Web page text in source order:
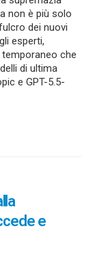
non è più solo
dei nuovi
esperti,
che
di ultima
e GPT-5.5-
e